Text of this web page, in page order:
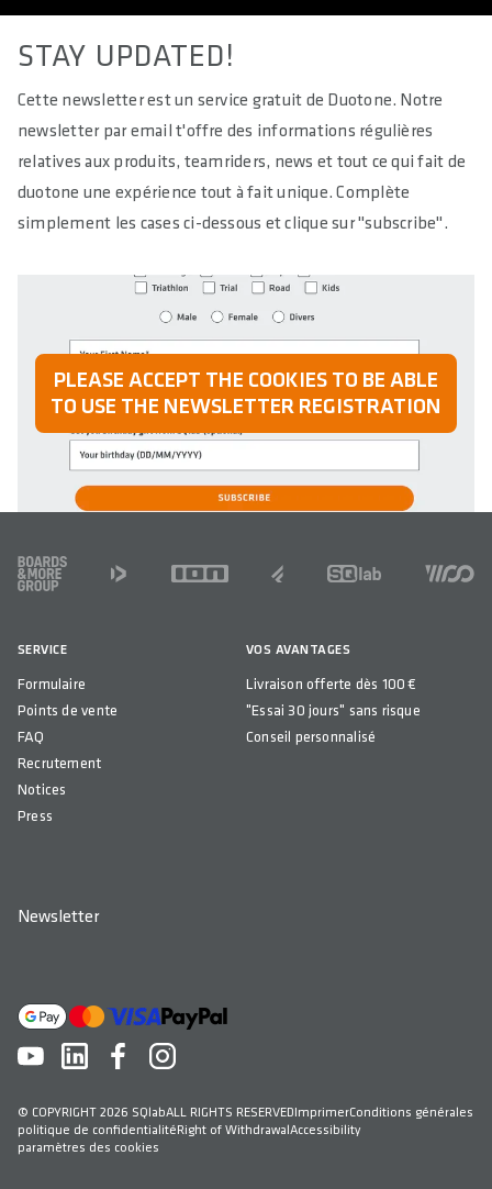
STAY UPDATED!
Cette newsletter est un service gratuit de Duotone. Notre
newsletter par email t'offre des informations régulières
relatives aux produits, teamriders, news et tout ce qui fait de
duotone une expérience tout à fait unique. Complète
simplement les cases ci-dessous et clique sur "subscribe".
PLEASE ACCEPT THE COOKIES TO BE ABLE
TO USE THE NEWSLETTER REGISTRATION
FOOTER
SERVICE
Formulaire
Points de vente
FAQ
Recrutement
Notices
Press
VOS AVANTAGES
Livraison offerte dès 100 €
"Essai 30 jours" sans risque
Conseil personnalisé
Newsletter
© COPYRIGHT 2026 SQlabALL RIGHTS RESERVEDImprimerConditions générales
politique de confidentialitéRight of WithdrawalAccessibility
paramètres des cookies